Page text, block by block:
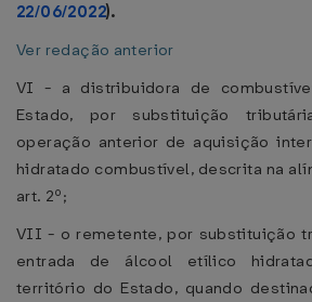
22/06/2022).
Ver redação anterior
VI - a distribuidora de
Estado, por substituição
operação anterior de aquisição
hidratado combustível, descrita na
art. 2º;
VII - o remetente, por substituição
entrada de álcool etílico
território do Estado, quando